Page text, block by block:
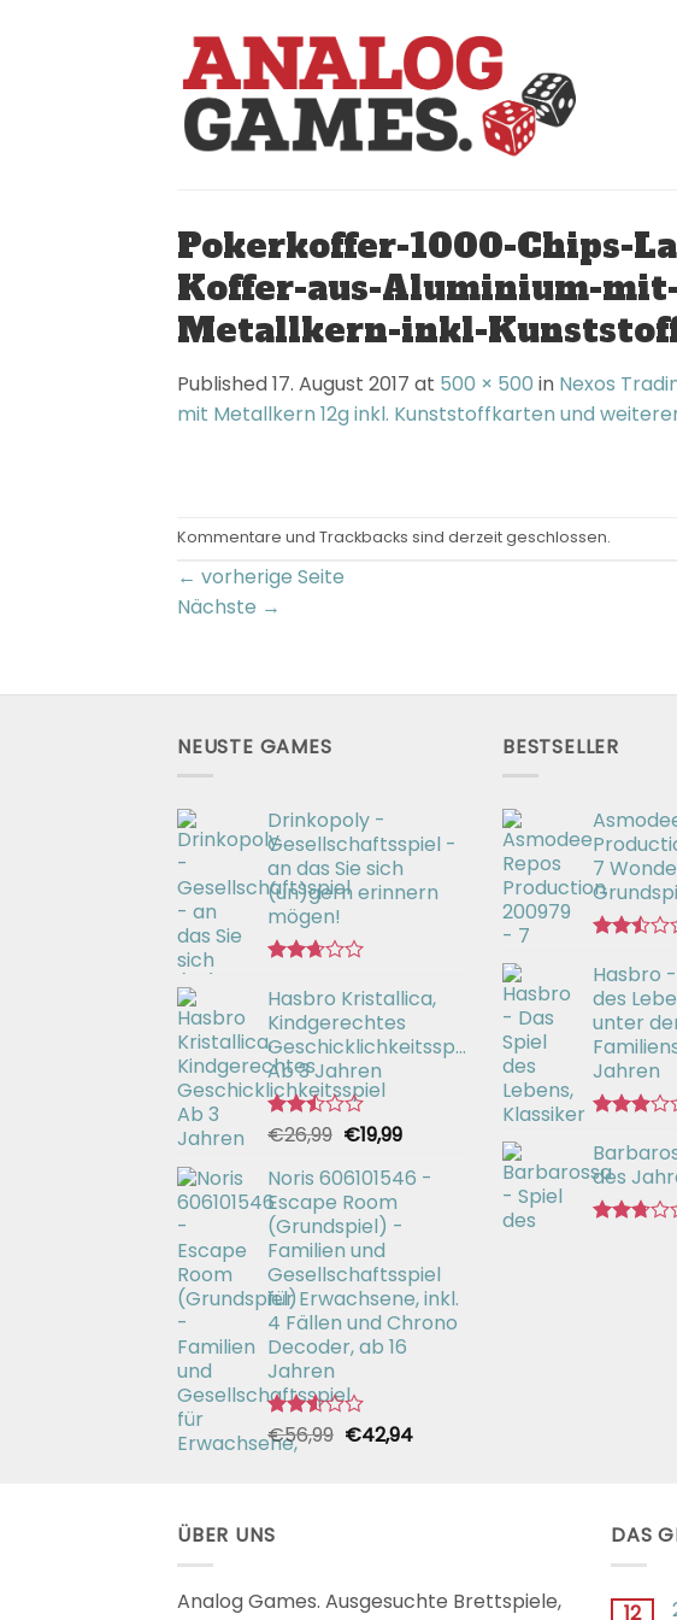
Pokerkoffer-1000-Chips-
Koffer-aus-Aluminium-
Metallkern-inkl-
Published17. August 2017 at 500 × 500 in Nexos
mit Metallkern 12g inkl. Kunststoffkarten und
Kommentare und Trackbacks sind derzeit geschlossen.
← vorherige Seite
Nächste →
NEUSTE GAMES
Drinkopoly -
Gesellschaftsspiel -
an das Sie sich
(un)gern erinnern
mögen!
mit
2.67
von 5
Hasbro Kristallica,
Kindgerechtes
Geschicklichkeitsspiel
Ab 3 Jahren
Bewertet
2.49
von 5
€26,99 Ursprünglicher
war:
€26,99
€19,99Aktueller
ist:
Noris 606101546 -
Escape Room
(Grundspiel) -
Familien und
Gesellschaftsspiel
für Erwachsene, inkl.
4 Fällen und Chrono
Decoder, ab 16
Jahren
Bewertet
mit
€56,99 Ursprünglicher
€42,94Aktueller
BESTSELLER
7
mit
2.50
von 5
Hasbro
des
unter
Jahren
mit
2.90
von 5
des
ÜBER UNS
Analog Games. Ausgesuchte Brettspiele,
DAS
12